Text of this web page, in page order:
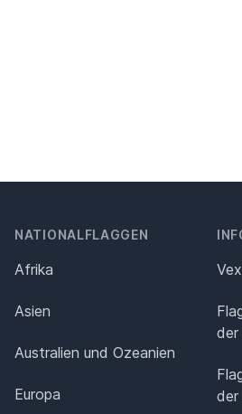
NATIONALFLAGGEN
Afrika
Asien
Australien und Ozeanien
Europa
der
der